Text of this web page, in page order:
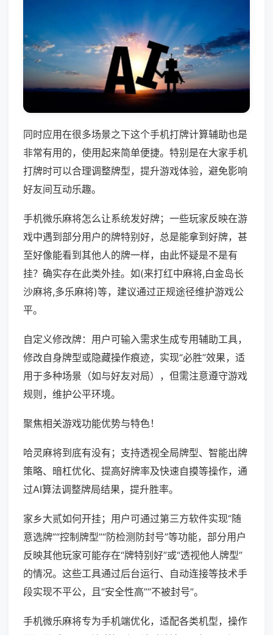
同时应用在很多场景之下这个手机打牌计算辅助也是
非常有用的，使用起来简单便捷。特别是在大家手机
打牌时可以合理调整牌型，提升游戏体验，避免影响
好友间互动乐趣。
手机微乐麻将怎么让系统发好牌；一些玩家反映在游
戏中遇到部分用户的牌特别好，总是能拿到好牌，甚
至好像能看到其他人的牌一样，由此怀疑是不是有
挂？确实存在此类外挂。如(来打红中麻将,白金岛长
沙麻将,多乐麻将)等，建议通过正规途径维护游戏公
平。
自定义修改牌：用户可输入需求生成专用辅助工具，
修改自身牌型或隐藏操作痕迹，实现“必胜”效果，适
用于多种场景（如与好友对局），但需注意遵守游戏
规则，维护公平环境。
聚焦相关游戏功能优势与特色！
哈灵麻将到底有没有；支持透视全局牌型、智能出牌
策略、暗杠优化、提高好牌率及快速自摸等操作，通
过AI算法调整牌局结果，提升胜率。
家乡大贰如何开挂；用户可通过第三方软件实现“随
意选牌”“控制牌型”“防检测防封号”等功能，部分用户
反映其他玩家可能存在“牌特别好”或“透视他人牌型”
的情况。这些工具通过后台运行、自动连接等技术手
段实现不平公，且“安全性高”“不被封号”。
手机微乐麻将专为手机端优化，适配各类机型，操作